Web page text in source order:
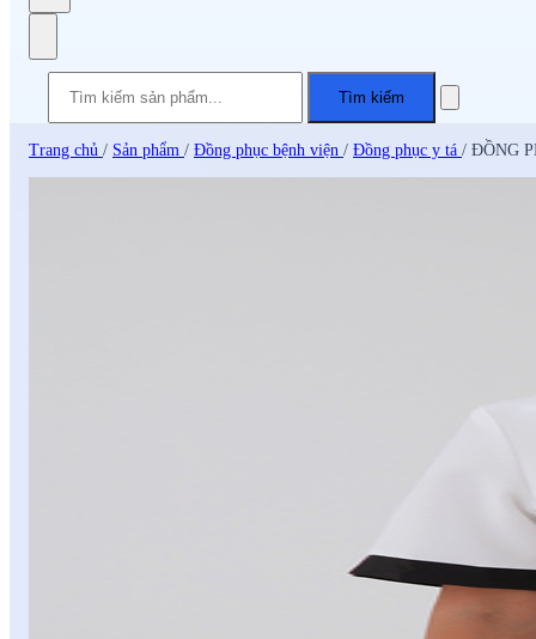
Tìm kiếm
Trang chủ / Sản phẩm / Đồng phục bệnh viện / Đồng phục y tá / ĐỒNG